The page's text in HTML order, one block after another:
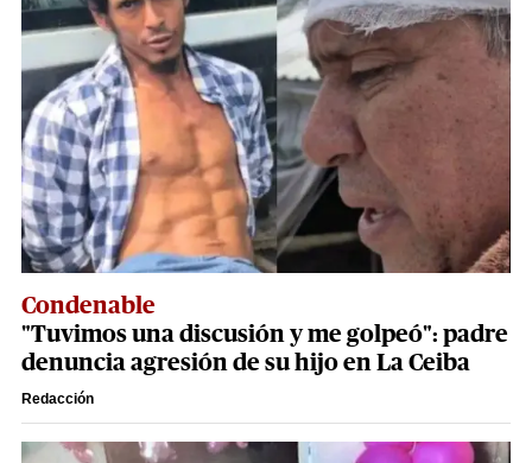
Condenable
"Tuvimos una discusión y me golpeó": padre
denuncia agresión de su hijo en La Ceiba
Redacción